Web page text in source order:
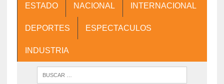
ESTADO NACIONAL INTERNACIONAL
DEPORTES ESPECTACULOS
INDUSTRIA